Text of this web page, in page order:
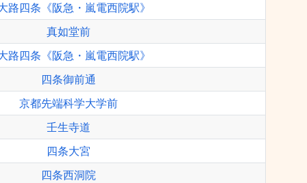
路四条《阪急・嵐電西院駅》
真如堂前
路四条《阪急・嵐電西院駅》
四条御前通
京都先端科学大学前
壬生寺道
四条大宮
四条西洞院